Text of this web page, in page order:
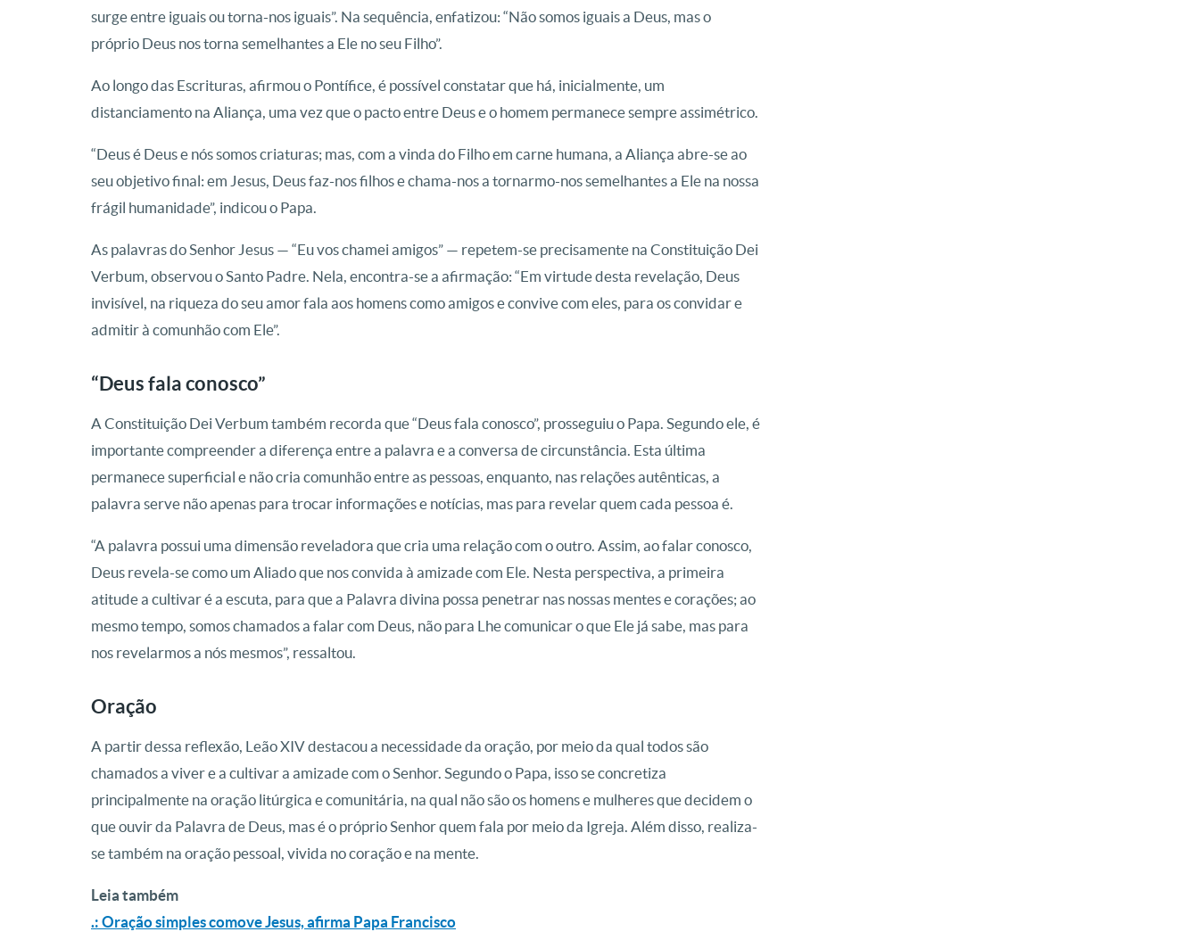
surge entre iguais ou torna-nos iguais”. Na sequência, enfatizou: “Não somos iguais a Deus, mas o
próprio Deus nos torna semelhantes a Ele no seu Filho”.
Ao longo das Escrituras, afirmou o Pontífice, é possível constatar que há, inicialmente, um
distanciamento na Aliança, uma vez que o pacto entre Deus e o homem permanece sempre assimétrico.
“Deus é Deus e nós somos criaturas; mas, com a vinda do Filho em carne humana, a Aliança abre-se ao
seu objetivo final: em Jesus, Deus faz-nos filhos e chama-nos a tornarmo-nos semelhantes a Ele na nossa
frágil humanidade”, indicou o Papa.
As palavras do Senhor Jesus — “Eu vos chamei amigos” — repetem-se precisamente na Constituição Dei
Verbum, observou o Santo Padre. Nela, encontra-se a afirmação: “Em virtude desta revelação, Deus
invisível, na riqueza do seu amor fala aos homens como amigos e convive com eles, para os convidar e
admitir à comunhão com Ele”.
“Deus fala conosco”
A Constituição Dei Verbum também recorda que “Deus fala conosco”, prosseguiu o Papa. Segundo ele, é
importante compreender a diferença entre a palavra e a conversa de circunstância. Esta última
permanece superficial e não cria comunhão entre as pessoas, enquanto, nas relações autênticas, a
palavra serve não apenas para trocar informações e notícias, mas para revelar quem cada pessoa é.
“A palavra possui uma dimensão reveladora que cria uma relação com o outro. Assim, ao falar conosco,
Deus revela-se como um Aliado que nos convida à amizade com Ele. Nesta perspectiva, a primeira
atitude a cultivar é a escuta, para que a Palavra divina possa penetrar nas nossas mentes e corações; ao
mesmo tempo, somos chamados a falar com Deus, não para Lhe comunicar o que Ele já sabe, mas para
nos revelarmos a nós mesmos”, ressaltou.
Oração
A partir dessa reflexão, Leão XIV destacou a necessidade da oração, por meio da qual todos são
chamados a viver e a cultivar a amizade com o Senhor. Segundo o Papa, isso se concretiza
principalmente na oração litúrgica e comunitária, na qual não são os homens e mulheres que decidem o
que ouvir da Palavra de Deus, mas é o próprio Senhor quem fala por meio da Igreja. Além disso, realiza-
se também na oração pessoal, vivida no coração e na mente.
Leia também
.: Oração simples comove Jesus, afirma Papa Francisco